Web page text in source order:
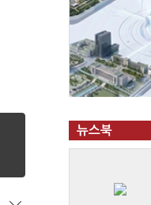
뉴스북